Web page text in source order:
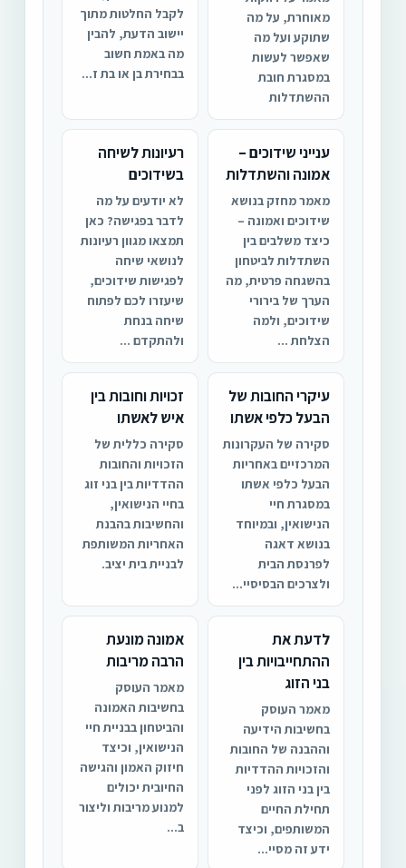
מאוחרת, על מה
שתוקע ועל מה
שאפשר לעשות
במסגרת חובת
ההשתדלות
לקבל החלטות מתוך
יישוב הדעת, להבין
מה באמת חשוב
בבחירת בן או בת ז...
ענייני שידוכים –
אמונה והשתדלות
מאמר מחזק בנושא
שידוכים ואמונה –
כיצד משלבים בין
השתדלות לביטחון
בהשגחה פרטית, מה
הערך של בירורי
שידוכים, ולמה
הצלחת ...
רעיונות לשיחה
בשידוכים
לא יודעים על מה
לדבר בפגישה? כאן
תמצאו מגוון רעיונות
לנושאי שיחה
לפגישות שידוכים,
שיעזרו לכם לפתוח
שיחה בנחת
ולהתקדם ...
עיקרי החובות של
הבעל כלפי אשתו
סקירה של העקרונות
המרכזיים באחריות
הבעל כלפי אשתו
במסגרת חיי
הנישואין, ובמיוחד
בנושא דאגה
לפרנסת הבית
ולצרכים הבסיסיי...
זכויות וחובות בין
איש לאשתו
סקירה כללית של
הזכויות והחובות
ההדדיות בין בני זוג
בחיי הנישואין,
והחשיבות בהבנת
האחריות המשותפת
לבניית בית יציב.
לדעת את
ההתחייבויות בין
בני הזוג
מאמר העוסק
בחשיבות הידיעה
וההבנה של החובות
והזכויות ההדדיות
בין בני הזוג לפני
תחילת החיים
המשותפים, וכיצד
ידע זה מסיי...
אמונה מונעת
הרבה מריבות
מאמר העוסק
בחשיבות האמונה
והביטחון בבניית חיי
הנישואין, וכיצד
חיזוק האמון והגישה
החיובית יכולים
למנוע מריבות וליצור
ב...